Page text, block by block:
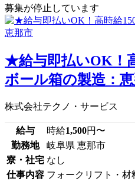
募集が停止しています
★給与即払いOK！
ボール箱の製造：
株式会社テクノ・サービス
給与 時給1,500円〜
勤務地
岐阜県 恵那市
寮・社宅 なし
仕事内容 フォークリフト・材